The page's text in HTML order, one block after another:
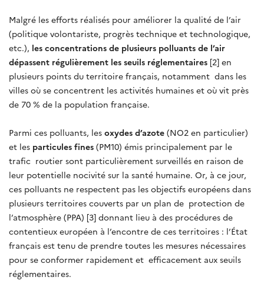
Malgré les efforts réalisés pour améliorer la qualité de l’air
(politique volontariste, progrès technique et technologique,
etc.), les concentrations de plusieurs polluants de l’air
dépassent régulièrement les seuils réglementaires [2] en
plusieurs points du territoire français, notamment dans les
villes où se concentrent les activités humaines et où vit près
de 70 % de la population française.
Parmi ces polluants, les oxydes d’azote (NO2 en particulier)
et les particules fines (PM10) émis principalement par le
trafic routier sont particulièrement surveillés en raison de
leur potentielle nocivité sur la santé humaine. Or, à ce jour,
ces polluants ne respectent pas les objectifs européens dans
plusieurs territoires couverts par un plan de protection de
l’atmosphère (PPA) [3] donnant lieu à des procédures de
contentieux européen à l’encontre de ces territoires : l’État
français est tenu de prendre toutes les mesures nécessaires
pour se conformer rapidement et efficacement aux seuils
réglementaires.